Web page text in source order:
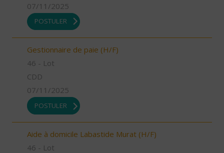
07/11/2025
POSTULER
Gestionnaire de paie (H/F)
46 - Lot
CDD
07/11/2025
POSTULER
Aide à domicile Labastide Murat (H/F)
46 - Lot